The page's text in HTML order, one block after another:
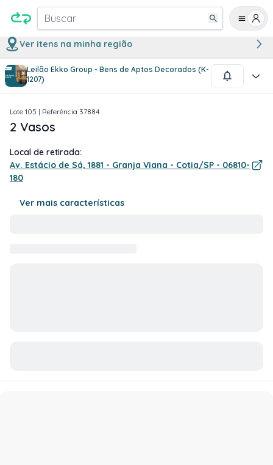
Buscar
Ver itens na minha região
Leilão Ekko Group - Bens de Aptos Decorados (K-
1207)
1/1
Lote 105 | Referência 37884
2 Vasos
Local de retirada:
Av. Estácio de Sá, 1881 - Granja Viana - Cotia/SP - 06810-
180
Ver mais características